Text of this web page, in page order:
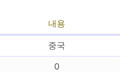
내용
중국
0